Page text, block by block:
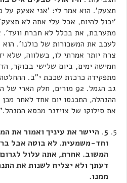
תצעק'. הוא אמר לי: 'אני אצעק על
'יכול להיות, אבל עלי אתה לא
מתערבת, את בכלל לא חברת וועד'.
לעכב את המשכורות של כולנו'.
צרח יותר אמרתי לו, בשלווה, שלא
חמישה ימים, ביום שלישי בבוקר,
מתפקידה כרכזת שכבת י"ב.
גב הגמל. 92 מורים, חלק
ההנהלה, התכנסו יום אחד לאחר
את סילוקו של צויזנר מכסא
5
.היישר את עיניך ואמור את
וחד-משמעית. לא בוטה אבל
המשוב. אחרת, אתה עלול
דעתך ולא יצליח לשנות את
ממנו.